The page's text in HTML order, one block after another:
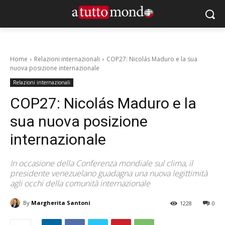
Home Relazioni internazionali
COP27: Nicolás Maduro e la sua
nuova posizione internazionale
Relazioni internazionali
COP27: Nicolás Maduro e la
sua nuova posizione
internazionale
In occasione della Conferenza mondiale sul clima, il
presidente venezuelano guadagna una nuova legittimità
agli occhi della comunità internazionale
By Margherita Santoni 0
1228